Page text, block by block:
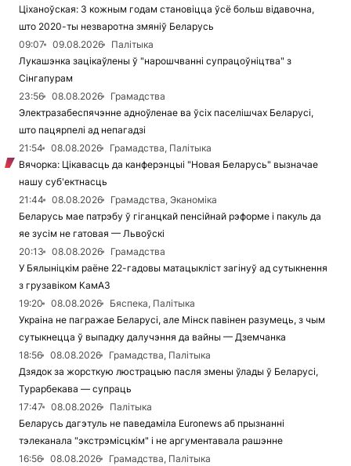
Ціханоўская: З кожным годам становіцца ўсё больш відавочна,
што 2020-ты незваротна змяніў Беларусь
09:07
09.08.2026
Палітыка
Лукашэнка зацікаўлены ў "нарошчванні супрацоўніцтва" з
Сінгапурам
23:56
08.08.2026
Грамадства
Электразабеспячэнне адноўленае ва ўсіх паселішчах Беларусі,
што пацярпелі ад непагадзі
21:54
08.08.2026
Грамадства, Палітыка
Вячорка: Цікавасць да канферэнцыі "Новая Беларусь" вызначае
нашу суб'ектнасць
21:44
08.08.2026
Грамадства, Эканоміка
Беларусь мае патрэбу ў гіганцкай пенсійнай рэформе і пакуль да
яе зусім не гатовая — Львоўскі
20:13
08.08.2026
Грамадства
У Бялыніцкім раёне 22-гадовы матацыкліст загінуў ад сутыкнення
з грузавіком КамАЗ
19:20
08.08.2026
Бяспека, Палітыка
Украіна не пагражае Беларусі, але Мінск павінен разумець, з чым
сутыкнецца ў выпадку далучэння да вайны — Дземчанка
18:56
08.08.2026
Грамадства, Палітыка
Дзядок за жорсткую люстрацыю пасля змены ўлады ў Беларусі,
Турарбекава — супраць
17:47
08.08.2026
Палітыка
Беларусь дагэтуль не паведаміла Euronews аб прызнанні
тэлеканала "экстрэмісцкім" і не аргументавала рашэнне
16:56
08.08.2026
Грамадства, Палітыка